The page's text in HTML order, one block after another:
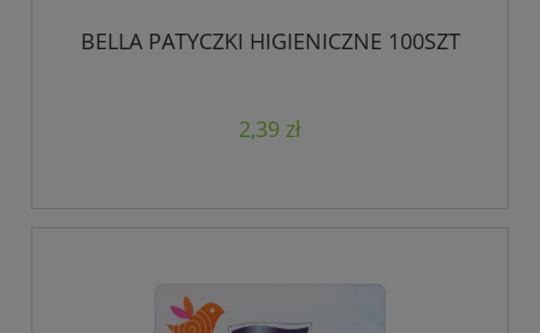
BELLA PATYCZKI HIGIENICZNE 100SZT
2,39 zł